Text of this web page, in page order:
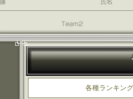
各種ランキン